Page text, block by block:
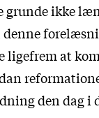
grunde ikke
ligefrem at
den dag i